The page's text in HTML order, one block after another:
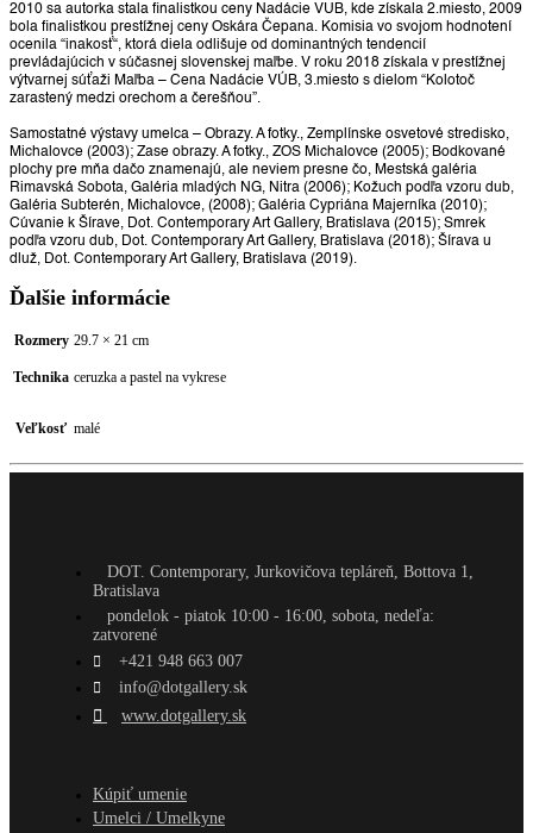
2010 sa autorka stala finalistkou ceny Nadácie VUB, kde získala 2.miesto, 2009
bola finalistkou prestížnej ceny Oskára Čepana. Komisia vo svojom hodnotení
ocenila “inakosť“, ktorá diela odlišuje od dominantných tendencií
prevládajúcich v súčasnej slovenskej maľbe. V roku 2018 získala v prestížnej
výtvarnej súťaži Maľba – Cena Nadácie VÚB, 3.miesto s dielom “Kolotoč
zarastený medzi orechom a čerešňou”.
Samostatné výstavy umelca – Obrazy. A fotky., Zemplínske osvetové stredisko,
Michalovce (2003); Zase obrazy. A fotky., ZOS Michalovce (2005); Bodkované
plochy pre mňa dačo znamenajú, ale neviem presne čo, Mestská galéria
Rimavská Sobota, Galéria mladých NG, Nitra (2006); Kožuch podľa vzoru dub,
Galéria Subterén, Michalovce, (2008); Galéria Cypriána Majerníka (2010);
Cúvanie k Šírave, Dot. Contemporary Art Gallery, Bratislava (2015); Smrek
podľa vzoru dub, Dot. Contemporary Art Gallery, Bratislava (2018); Šírava u
dluž, Dot. Contemporary Art Gallery, Bratislava (2019).
Ďalšie informácie
Rozmery 29.7 × 21 cm
Technika ceruzka a pastel na vykrese
Veľkosť malé
DOT. Contemporary, Jurkovičova tepláreň, Bottova 1,
Bratislava
pondelok - piatok 10:00 - 16:00, sobota, nedeľa:
zatvorené
+421 948 663 007
info@dotgallery.sk
www.dotgallery.sk
Kúpiť umenie
Umelci / Umelkyne